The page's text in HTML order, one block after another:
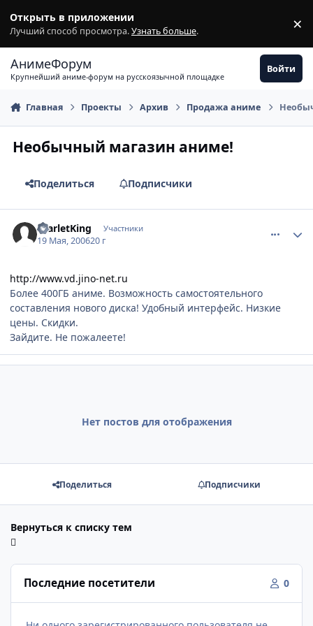
Открыть в приложении
Лучший способ просмотра.Узнать больше. ×
АнимеФорум
Крупнейший аниме-форум на русскоязычной площадке
Войти
Главная Проекты Архив Продажа аниме
Необычный магазин аниме!
Поделиться Подписчики
ScarletKing Участники
19 Мая, 200620 г
http://www.vd.jino-net.ru
Более 400ГБ аниме. Возможность самостоятельного
составления нового диска! Удобный интерфейс. Низкие
цены. Скидки.
Зайдите. Не пожалеете!
Нет постов для отображения
Поделиться Подписчики
Вернуться к списку тем
Последние посетители 0